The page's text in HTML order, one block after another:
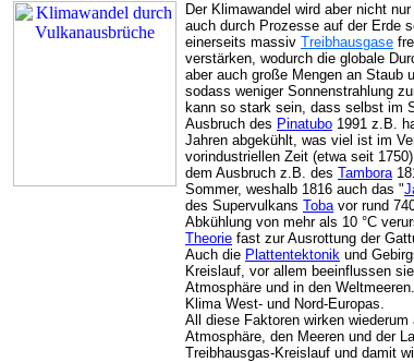
Der Klimawandel wird aber nicht
auch durch Prozesse auf der Erde
einerseits massiv Treibhausgase
verstärken, wodurch die globale
aber auch große Mengen an Staub
sodass weniger Sonnenstrahlung
kann so stark sein, dass selbst im
Ausbruch des Pinatubo 1991 z.B.
Jahren abgekühlt, was viel ist im
vorindustriellen Zeit (etwa seit
dem Ausbruch z.B. des Tambora
Sommer, weshalb 1816 auch das "
des Supervulkans Tobavor rund
Abkühlung von mehr als 10 °C
Theorie fast zur Ausrottung der
Auch die Plattentektonik und
Kreislauf, vor allem beeinflussen
Atmosphäre und in den
Klima West- und Nord-Europas.
All diese Faktoren wirken
Atmosphäre, den Meeren und der
Treibhausgas-Kreislauf und damit